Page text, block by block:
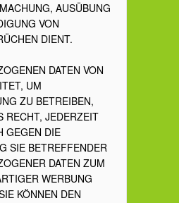
AUSÜBUNG
VON
DIENT.
DATEN VON
UM
ZU BETREIBEN,
RECHT, JEDERZEIT
GEGEN DIE
SIE BETREFFENDER
DATEN ZUM
WERBUNG
KÖNNEN DEN